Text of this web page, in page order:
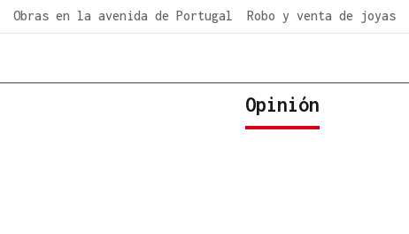
Obras en la avenida de Portugal Robo y venta de joyas
Opinión